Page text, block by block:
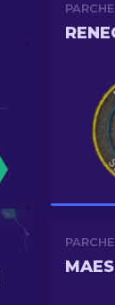
PARCHE
PARCHE